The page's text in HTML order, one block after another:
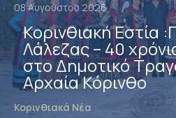
08 Αυγούστου 2026
Κορινθιακή Εστία
Λάλεζας – 40
στο Δημοτικό
Αρχαία Κόρινθο
Κορινθιακά Νέα